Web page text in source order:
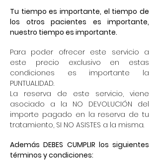
Tu tiempo es importante, el tiempo de
los otros pacientes es importante,
nuestro tiempo es importante.
Para poder ofrecer este servicio a
este precio exclusivo en estas
condiciones es importante la
PUNTUALIDAD.
La reserva de este servicio, viene
asociado a la NO DEVOLUCIÓN del
importe pagado en la reserva de tu
tratamiento, SI NO ASISTES a la misma.
Además DEBES CUMPLIR los siguientes
términos y condiciones: